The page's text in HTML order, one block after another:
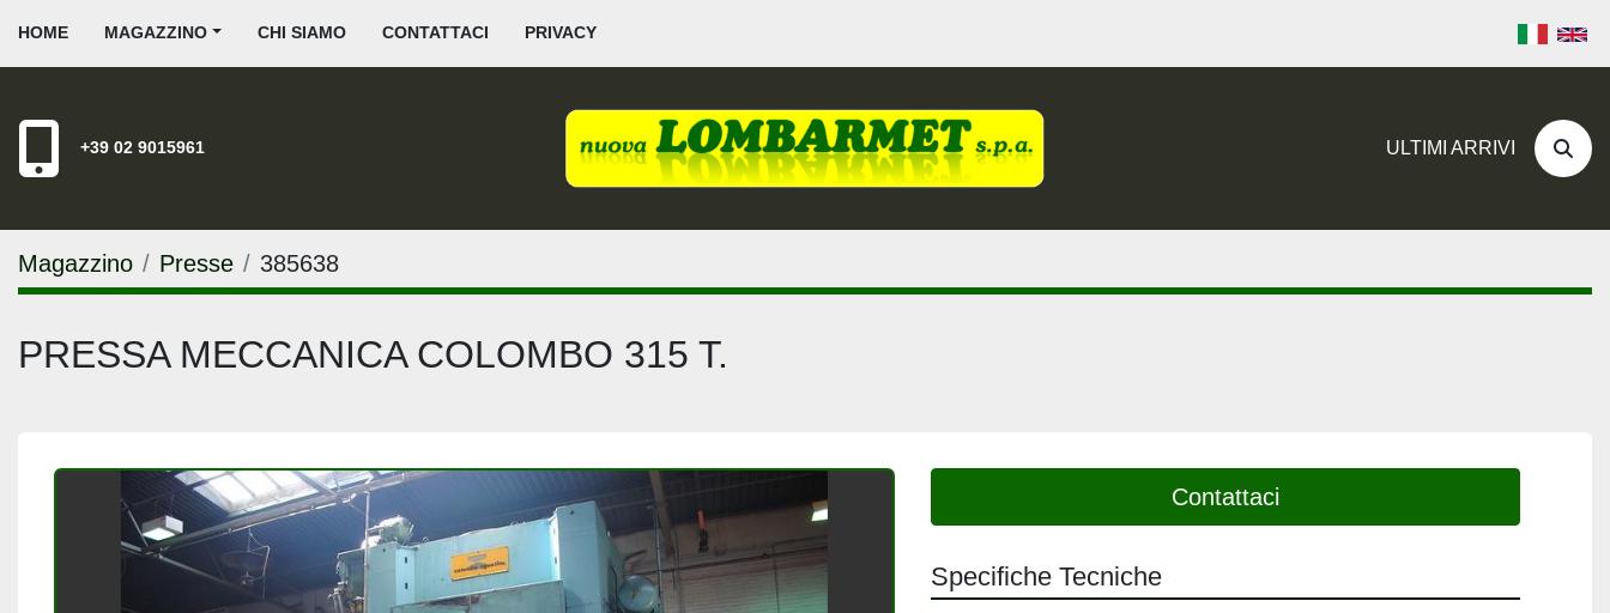
HOME MAGAZZINO CHI SIAMO CONTATTACI PRIVACY
+39 02 9015961 ULTIMI ARRIVI
Magazzino Presse 385638
PRESSA MECCANICA COLOMBO 315 T.
Contattaci
Specifiche Tecniche